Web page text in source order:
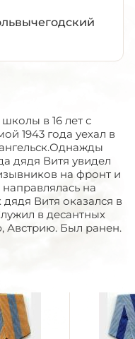
в 16 лет с
1943 года уехал в
дядя Витя увидел
на фронт и
на
Витя оказался в
в десантных
Австрию. Был ранен.